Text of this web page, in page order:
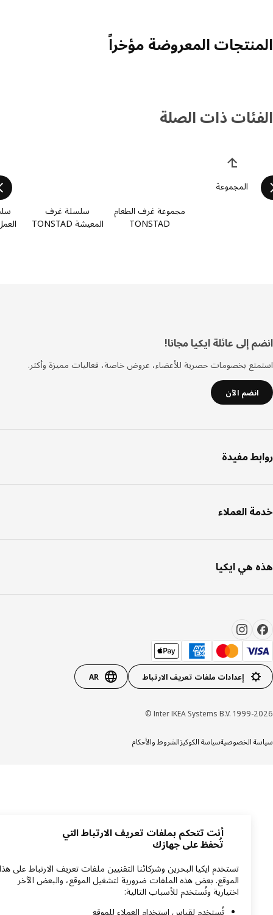
المعروضة مؤخراً
ذات الصلة
المجموعة
مجموعة غرف الطعام
TONSTAD
سلسلة غرف
المعيشة TONSTAD
العمل TONSTAD
إلى عائلة ايكيا مجانا!
بخصومات حصرية للأعضاء، عروض خاصة، فعاليات مميزة وأكثر.
انضم الآن
مفيدة
العملاء
هي ايكيا
إعدادات ملفات تعريف الارتباط AR
Inter IKEA Systems B.V. 1999-
الخصوصيةسياسة الكوكيزالشروط والأحكام
أنت تتحكم بملفات تعريف الارتباط التي
تُحفظ على جهازك
تستخدم ايكيا البحرين وشركائنا التقنيين ملفات تعريف الارتباط على هذا
الموقع. بعض هذه الملفات ضرورية لتشغيل الموقع، والبعض الآخر
اختيارية وتُستخدم للأسباب التالية:
تُستخدم لقياس استخدام العملاء للموقع